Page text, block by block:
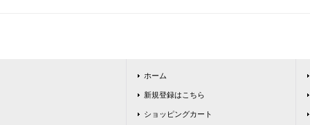
ホーム
新規登録はこちら
ショッピングカート